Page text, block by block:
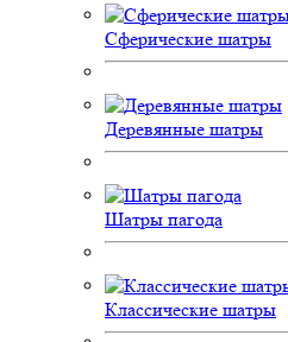
Сферические шатры
Деревянные шатры
Шатры пагода
Классические шатры